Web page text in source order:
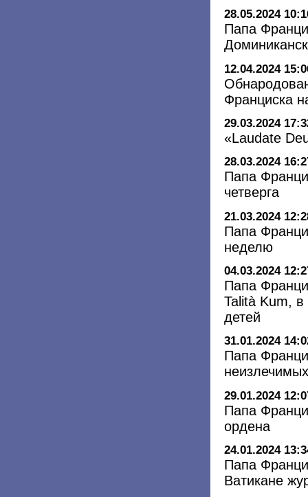
28.05.2024
Папа
12.04.2024
Франциска
29.03.2024
«Laudate
28.03.2024
Папа
четверга
21.03.2024
Папа
неделю
04.03.2024
Папа
Talità Kum,
детей
31.01.2024
Папа
29.01.2024
Папа
ордена
24.01.2024
Папа
Ватикане